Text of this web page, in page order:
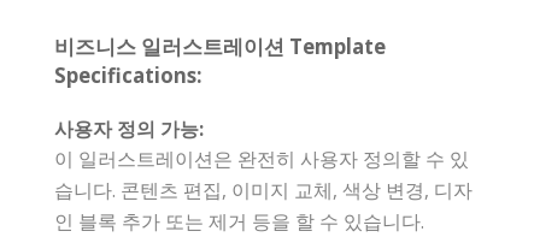
비즈니스 일러스트레이션 Template
Specifications:
사용자 정의 가능:
이 일러스트레이션은 완전히 사용자 정의할 수 있
습니다. 콘텐츠 편집, 이미지 교체, 색상 변경, 디자
인 블록 추가 또는 제거 등을 할 수 있습니다.